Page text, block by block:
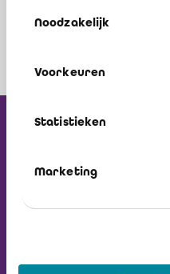
Noodzakelijk
Voorkeuren
Statistieken
Marketing
6
Ontvang onze
Nieuwsbrief
Ga naar ICCI website